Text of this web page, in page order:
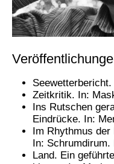
Zeitkritik. In:
Ins Rutschen
Eindrücke. In:
Im Rhythmus der
In: Schrumdirum.
Land. Ein